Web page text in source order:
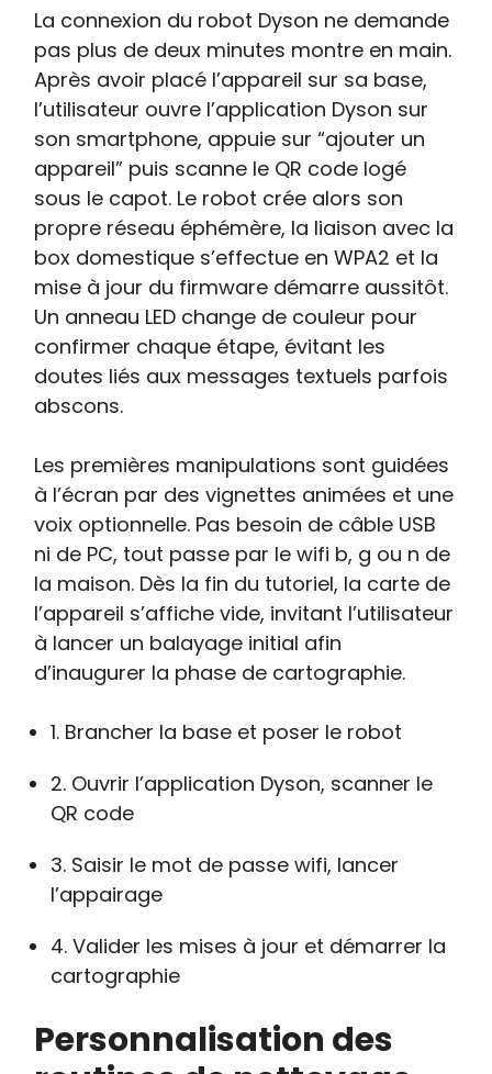
La connexion du robot Dyson ne demande
pas plus de deux minutes montre en main.
Après avoir placé l’appareil sur sa base,
l’utilisateur ouvre l’application Dyson sur
son smartphone, appuie sur “ajouter un
appareil” puis scanne le QR code logé
sous le capot. Le robot crée alors son
propre réseau éphémère, la liaison avec la
box domestique s’effectue en WPA2 et la
mise à jour du firmware démarre aussitôt.
Un anneau LED change de couleur pour
confirmer chaque étape, évitant les
doutes liés aux messages textuels parfois
abscons.
Les premières manipulations sont guidées
à l’écran par des vignettes animées et une
voix optionnelle. Pas besoin de câble USB
ni de PC, tout passe par le wifi b, g ou n de
la maison. Dès la fin du tutoriel, la carte de
l’appareil s’affiche vide, invitant l’utilisateur
à lancer un balayage initial afin
d’inaugurer la phase de cartographie.
1. Brancher la base et poser le robot
2. Ouvrir l’application Dyson, scanner le
QR code
3. Saisir le mot de passe wifi, lancer
l’appairage
4. Valider les mises à jour et démarrer la
cartographie
Personnalisation des